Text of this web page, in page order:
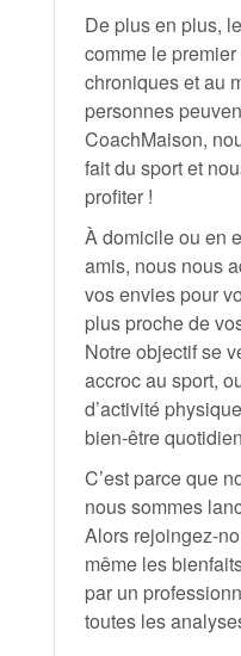
De plus en plus,
comme le
chroniques et au
personnes
CoachMaison,
fait du sport et
profiter !
À domicile ou en
amis, nous nous
vos envies pour
plus proche de
Notre objectif se
accroc au sport,
d’activité
bien-être
C’est parce que
nous sommes
Alors rejoingez-
même les
par un
toutes les